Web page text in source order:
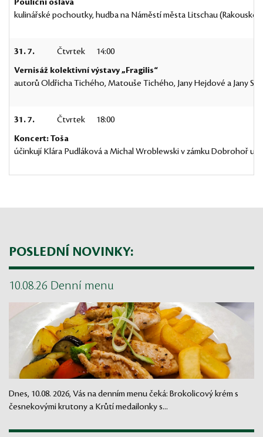
Pouliční oslava
kulinářské pochoutky, hudba na Náměstí města Litschau (Rakousko)
31. 7. Čtvrtek
14:00
Vernisáž kolektivní výstavy „Fragilis“
autorů Oldřicha Tichého, Matouše Tichého, Jany Hejdové a Jany
31. 7. Čtvrtek
18:00
Koncert: Toša
účinkují Klára Pudláková a Michal Wroblewski v zámku Dobrohoř u
POSLEDNÍ NOVINKY:
10.08.26 Denní menu
Dnes, 10.08. 2026, Vás na denním menu čeká: Brokolicový krém s
česnekovými krutony a Krůtí medailonky s...